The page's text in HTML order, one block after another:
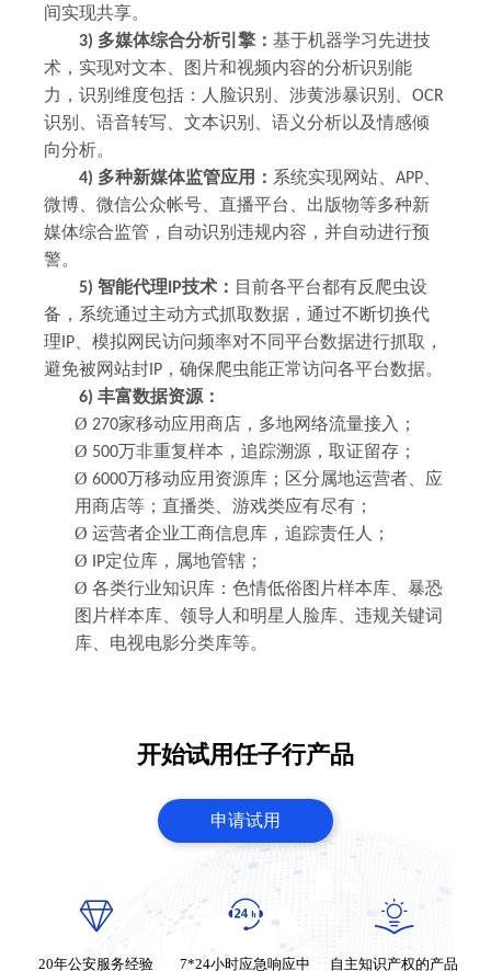
间实现共享。
3) 多媒体综合分析引擎：基于机器学习先进技
术，实现对文本、图片和视频内容的分析识别能
力 ，识别维度包括 ：人脸识别、涉黄涉暴识别、OCR
识别、语音转写、文本识别、语义分析以及情感倾
向分析。
4) 多种新媒体监管应用： 系统实现网站、APP
微博、微信公众帐号、直播平台、出版物等多种新
媒体综合监管，自动识别违规内容，并自动进行预
警。
5)智能代理 IP技术： 目前各平台都有反爬虫设
备，系统通过主动方式抓取数据，通过不断切换代
理 IP 、模拟网民访问频率对不同平台数据进行抓取，
避免被网站封 IP ，确保爬虫能正常访问各平台数据。
6)丰富数据资源：
Ø 270家移动应用商店，多地网络流量接入；
Ø 500万非重复样本，追踪溯源，取证留存；
Ø6000万移动应用资源库；区分属地运营者、应
用商店等；直播类、游戏类应有尽有；
Ø运营者企业工商信息库，追踪责任人；
Ø
IP定位库，属地管辖；
Ø各类行业知识库：色情低俗图片样本库、暴恐
图片样本库、领导人和明星人脸库、违规关键词
库、电视电影分类库等。
开始试用任子行产品
申请试用
20年公安服务经验 7*24小时应急响应中 自主知识产权的产品